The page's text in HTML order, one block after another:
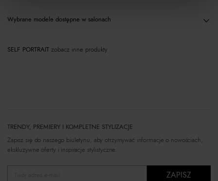
Wybrane modele dostępne w salonach
SELF PORTRAIT zobacz inne produkty
TRENDY, PREMIERY I KOMPLETNE STYLIZACJE
Zapisz się do naszego biuletynu, aby otrzymywać informacje o nowościach,
ekskluzywne oferty i inspiracje stylistyczne.
ZAPISZ